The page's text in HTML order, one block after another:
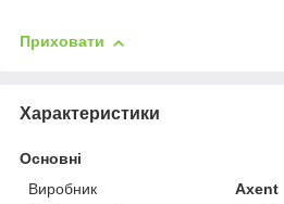
Приховати
Характеристики
Основні
Виробник
Axent